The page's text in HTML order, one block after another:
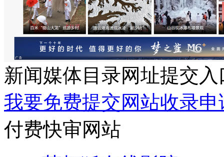
新闻媒体目录网址提交入
我要免费提交网站收录申
付费快审网站